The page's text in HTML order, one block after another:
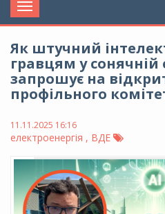
Toggle
navigation
Як штучний
гравцям у сонячній
запрошує на
профільного
11.11.2025 16:16
електроенергія , ВДЕ